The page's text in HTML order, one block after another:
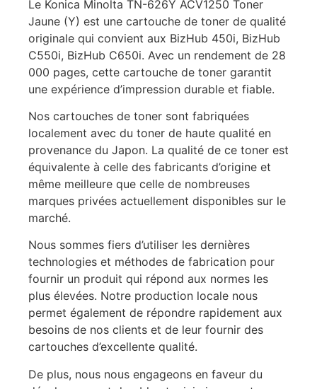
Le Konica Minolta TN-626Y ACV1250 Toner
Jaune (Y) est une cartouche de toner de qualité
originale qui convient aux BizHub 450i, BizHub
C550i, BizHub C650i. Avec un rendement de 28
000 pages, cette cartouche de toner garantit
une expérience d’impression durable et fiable.
Nos cartouches de toner sont fabriquées
localement avec du toner de haute qualité en
provenance du Japon. La qualité de ce toner est
équivalente à celle des fabricants d’origine et
même meilleure que celle de nombreuses
marques privées actuellement disponibles sur le
marché.
Nous sommes fiers d’utiliser les dernières
technologies et méthodes de fabrication pour
fournir un produit qui répond aux normes les
plus élevées. Notre production locale nous
permet également de répondre rapidement aux
besoins de nos clients et de leur fournir des
cartouches d’excellente qualité.
De plus, nous nous engageons en faveur du